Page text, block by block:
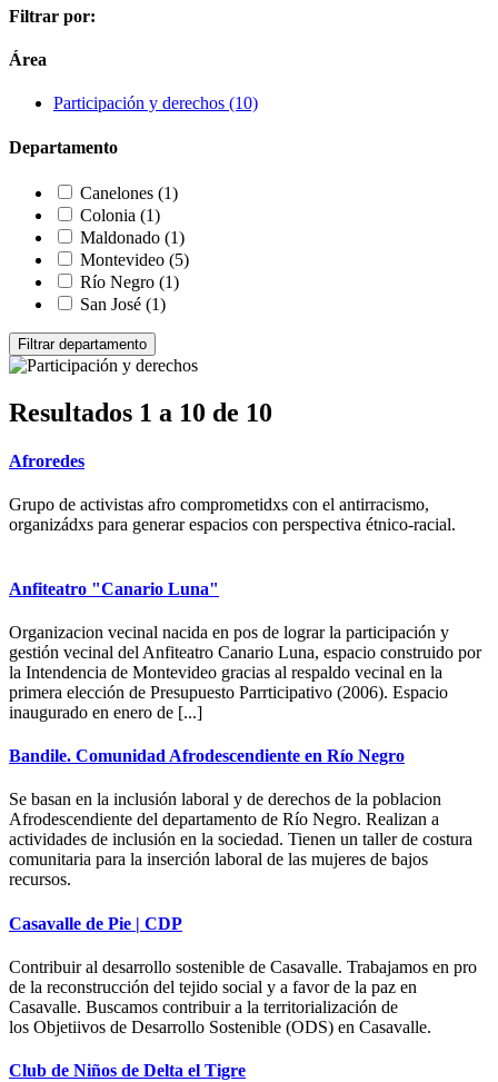
Filtrar por:
Área
Participación y derechos (10)
Departamento
Canelones (1)
Colonia (1)
Maldonado (1)
Montevideo (5)
Río Negro (1)
San José (1)
Resultados 1 a 10 de 10
Afroredes
Grupo de activistas afro comprometidxs con el antirracismo,
organizádxs para generar espacios con perspectiva étnico-racial.
Anfiteatro "Canario Luna"
Organizacion vecinal nacida en pos de lograr la participación y
gestión vecinal del Anfiteatro Canario Luna, espacio construido por
la Intendencia de Montevideo gracias al respaldo vecinal en la
primera elección de Presupuesto Parrticipativo (2006). Espacio
inaugurado en enero de [...]
Bandile. Comunidad Afrodescendiente en Río Negro
Se basan en la inclusión laboral y de derechos de la poblacion
Afrodescendiente del departamento de Río Negro. Realizan a
actividades de inclusión en la sociedad. Tienen un taller de costura
comunitaria para la inserción laboral de las mujeres de bajos
recursos.
Casavalle de Pie | CDP
Contribuir al desarrollo sostenible de Casavalle. Trabajamos en pro
de la reconstrucción del tejido social y a favor de la paz en
Casavalle. Buscamos contribuir a la territorialización de
los Objetiivos de Desarrollo Sostenible (ODS) en Casavalle.
Club de Niños de Delta el Tigre